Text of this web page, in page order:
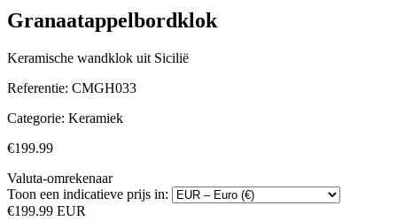
Granaatappelbordklok
Keramische wandklok uit Sicilië
Referentie: CMGH033
Categorie: Keramiek
€199.99
Valuta-omrekenaar
Toon een indicatieve prijs in:
€199.99 EUR